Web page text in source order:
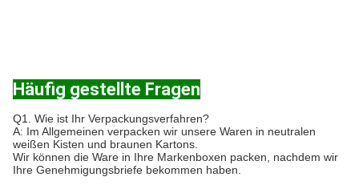
Häufig gestellte Fragen
Q1. Wie ist Ihr Verpackungsverfahren?
A: Im Allgemeinen verpacken wir unsere Waren in neutralen
weißen Kisten und braunen Kartons.
Wir können die Ware in Ihre Markenboxen packen, nachdem wir
Ihre Genehmigungsbriefe bekommen haben.